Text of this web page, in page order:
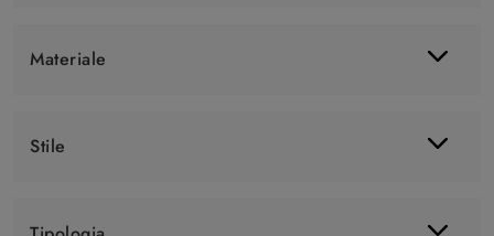
Materiale
Stile